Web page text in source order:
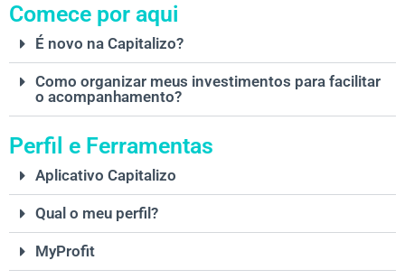
Comece por aqui
É novo na Capitalizo?
Como organizar meus investimentos para facilitar
o acompanhamento?
Perfil e Ferramentas
Aplicativo Capitalizo
Qual o meu perfil?
MyProfit